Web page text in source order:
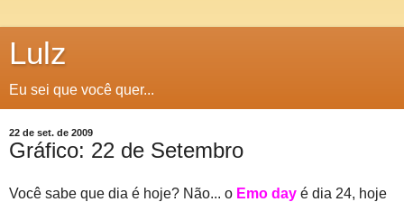
Lulz
Eu sei que você quer...
22 de set. de 2009
Gráfico: 22 de Setembro
Você sabe que dia é hoje? Não... o Emo day é dia 24, hoje